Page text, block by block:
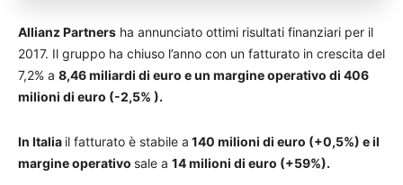
Allianz Partners ha annunciato ottimi risultati finanziari per il
2017. Il gruppo ha chiuso l’anno con un fatturato in crescita del
7,2% a 8,46 miliardi di euro e un margine operativo di 406
milioni di euro (-2,5% ).
In Italia il fatturato è stabile a 140 milioni di euro (+0,5%) e il
margine operativo sale a 14 milioni di euro (+59%).